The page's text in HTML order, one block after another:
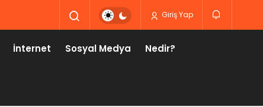
Giriş Yap
İnternet Sosyal Medya Nedir?